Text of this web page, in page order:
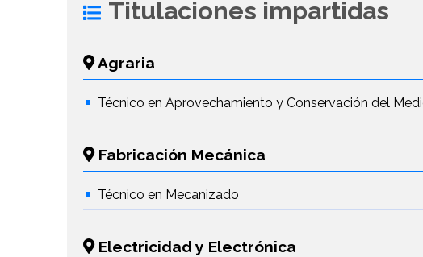
Titulaciones impartidas
Agraria
Técnico en Aprovechamiento y Conservación del
Fabricación Mecánica
Técnico en Mecanizado
Electricidad y Electrónica